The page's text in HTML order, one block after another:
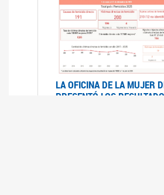
LA OFICINA DE LA MUJER
PRESENTÓ LOS